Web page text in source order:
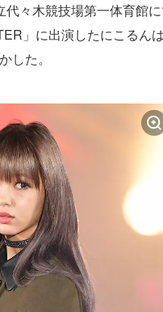
代々木競技場第一体育館
」に出演したにこるん
した。